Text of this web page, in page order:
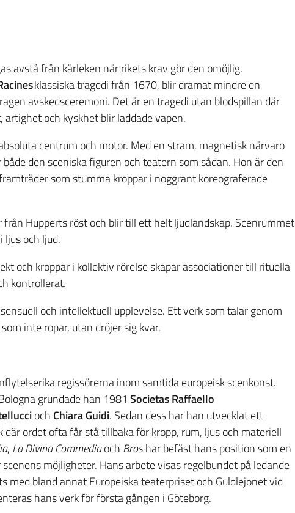
avstå från kärleken när rikets krav gör den omöjlig.
klassiska tragedi från 1670, blir dramat mindre en
avskedsceremoni. Det är en tragedi utan blodspillan där
och kyskhet blir laddade vapen.
centrum och motor. Med en stram, magnetisk närvaro
den sceniska figuren och teatern som sådan. Hon är den
som stumma kroppar i noggrant koreograferade
Hupperts röst och blir till ett helt ljudlandskap. Scenrummet
och ljud.
och kroppar i kollektiv rörelse skapar associationer till rituella
kontrollerat.
och intellektuell upplevelse. Ett verk som talar genom
inte ropar, utan dröjer sig kvar.
regissörerna inom samtida europeisk scenkonst.
grundade han 1981 Societas Raffaello
och Chiara Guidi. Sedan dess har han utvecklat ett
ordet ofta får stå tillbaka för kropp, rum, ljus och materiell
, La Divina Commediaoch Broshar befäst hans position som en
möjligheter. Hans arbete visas regelbundet på ledande
med bland annat Europeiska teaterpriset och Guldlejonet vid
hans verk för första gången i Göteborg.